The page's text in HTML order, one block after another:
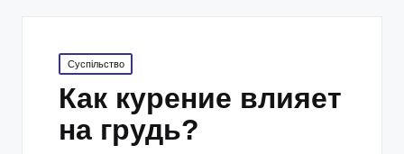
Posted
in
Суспільство
Как курение влияет
на грудь?